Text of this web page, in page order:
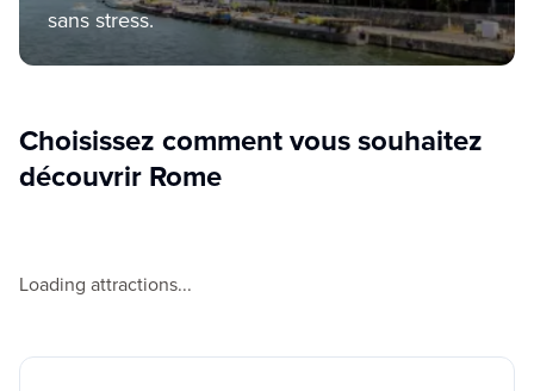
sans stress.
Choisissez comment vous souhaitez
découvrir Rome
Loading attractions...